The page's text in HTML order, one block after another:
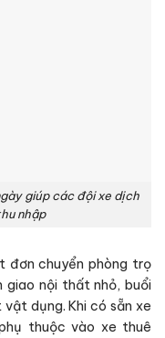
giúp các đội xe dịch
nhập
đơn chuyển phòng trọ
giao nội thất nhỏ, buổi
dụng. Khi có sẵn xe
thuộc vào xe thuê